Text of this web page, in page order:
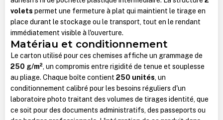
volets permet une fermeture à plat qui maintient le tirage en
place durant le stockage ou le transport, tout en le rendant
immédiatement visible à l'ouverture.
Matériau et conditionnement
Le carton utilisé pour ces chemises affiche un grammage de
250 g/m², un compromis entre rigidité de tenue et souplesse
au pliage. Chaque boîte contient 250 unités, un
conditionnement calibré pour les besoins réguliers d'un
laboratoire photo traitant des volumes de tirages identité, que
ce soit pour des documents administratifs, des passeports ou